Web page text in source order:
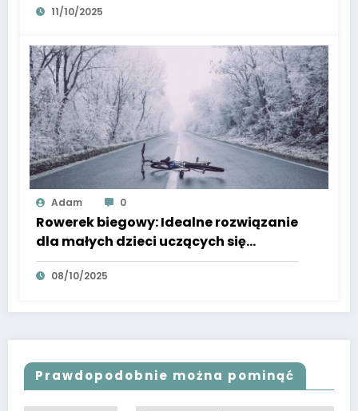
11/10/2025
Adam 0
Rowerek biegowy: Idealne rozwiązanie
dla małych dzieci uczących się
równowagi i koordynacji
08/10/2025
Prawdopodobnie można pominąć